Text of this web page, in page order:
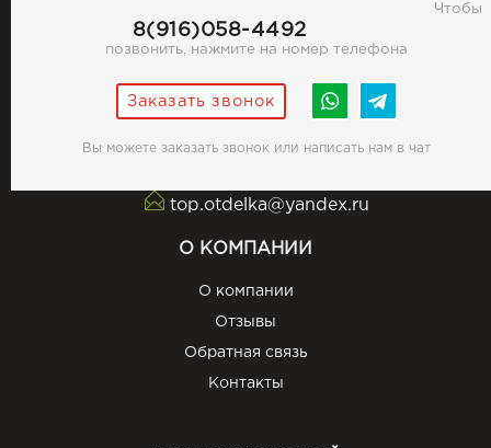
8(916)058-4492
Чтобы
позвонить, нажмите на номер телефона
Заказать звонок
Вы можете заказать звонок или написать нам в чат
top.otdelka@yandex.ru
О КОМПАНИИ
О компании
Отзывы
Обратная связь
Контакты